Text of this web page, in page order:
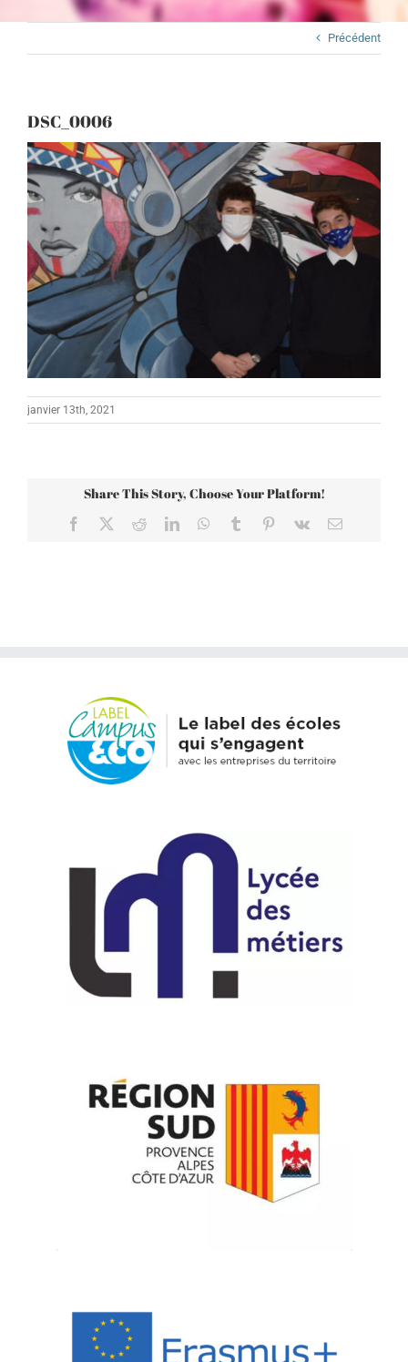
Précédent
DSC_0006
janvier 13th, 2021
Share This Story, Choose Your Platform!
Facebook RedditLinkedInWhatsApp
Tumblr Pinterest
Vk Email